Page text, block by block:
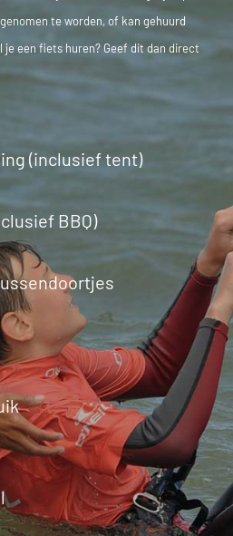
te worden, of kan gehuurd
je een fiets huren? Geef dit dan direct
(inclusief tent)
BBQ)